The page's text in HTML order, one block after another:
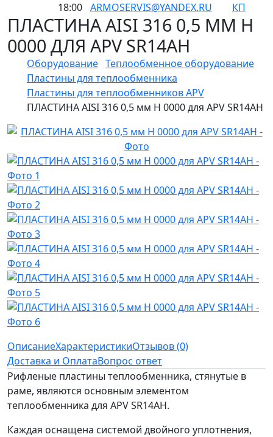
18:00 ARMOSERVIS@YANDEX.RU
КП
ПЛАСТИНА AISI 316 0,5 ММ H
0000 ДЛЯ APV SR14AH
Оборудование Теплообменное оборудование
Пластины для теплообменника
Пластины для теплообменников APV
ПЛАСТИНА AISI 316 0,5 мм H 0000 для APV SR14AH
ОписаниеХарактеристикиОтзывов (0)
Доставка и ОплатаВопрос ответ
Рифленые пластины теплообменника, стянутые в
раме, являются основным элементом
теплообменника для APV SR14AH.
Каждая оснащена системой двойного уплотнения,